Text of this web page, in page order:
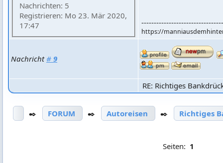
Nachrichten: 5
Registrieren: Mo 23. Mär 2020,
17:47
https://
Nachricht# 9
RE: Richtiges
✒️ FORUM ✒️ Autoreisen ✒️ Richtiges
Seiten: 1